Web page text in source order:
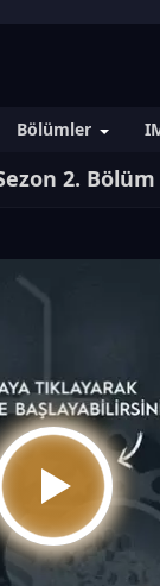
Bölümler
2. Bölüm